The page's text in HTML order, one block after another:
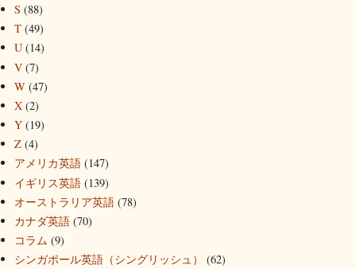
S (88)
T (49)
U (14)
V (7)
W (47)
X (2)
Y (19)
Z (4)
アメリカ英語 (147)
イギリス英語 (139)
オーストラリア英語 (78)
カナダ英語 (70)
コラム (9)
シンガポール英語（シングリッシュ）
(62)